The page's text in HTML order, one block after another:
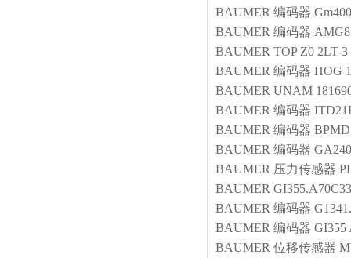
BAUMER 编码器
BAUMER 编码器
BAUMER TOP Z0 2LT-
BAUMER 编码器 HOG
BAUMER UNAM
BAUMER 编码器
BAUMER 编码器
BAUMER 编码器
BAUMER 压力传感器
BAUMER
BAUMER 编码器
BAUMER 编码器 GI355
BAUMER 位移传感器